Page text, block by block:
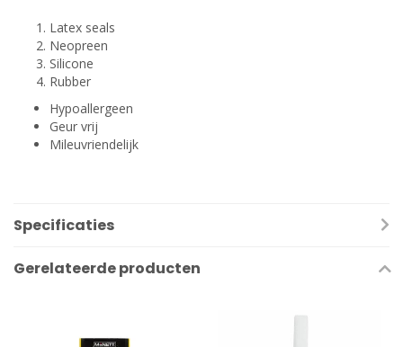
Latex seals
Neopreen
Silicone
Rubber
Hypoallergeen
Geur vrij
Mileuvriendelijk
Specificaties
Gerelateerde producten